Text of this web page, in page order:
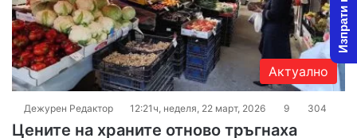
Актуално
Дежурен Редактор 12:21ч, неделя, 22 март, 2026 9 304
Цените на храните отново тръгнаха